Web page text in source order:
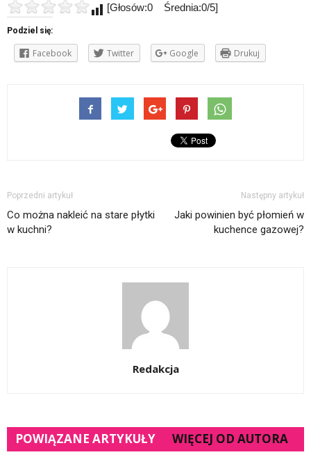
[Głosów:0 Średnia:0/5]
Podziel się:
Facebook Twitter Google Drukuj
Poprzedni artykuł
Co można nakleić na stare płytki
w kuchni?
Następny artykuł
Jaki powinien być płomień w
kuchence gazowej?
Redakcja
POWIĄZANE ARTYKUŁY WIĘCEJ OD AUTORA